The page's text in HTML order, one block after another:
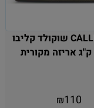
CALLEBAUT שוקולד קליבו
₪110